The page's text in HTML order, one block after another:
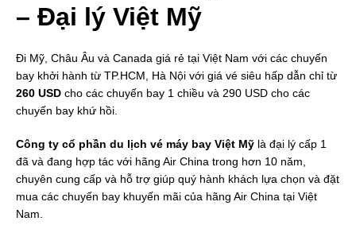
– Đại lý Việt Mỹ
Đi Mỹ, Châu Âu và Canada giá rẻ tại Việt Nam với các chuyến
bay khởi hành từ TP.HCM, Hà Nội với giá vé siêu hấp dẫn chỉ từ
260 USD cho các chuyến bay 1 chiều và 290 USD cho các
chuyến bay khứ hồi.
Công ty cổ phần du lịch vé máy bay Việt Mỹ là đại lý cấp 1
đã và đang hợp tác với hãng Air China trong hơn 10 năm,
chuyên cung cấp và hỗ trợ giúp quý hành khách lựa chọn và đặt
mua các chuyến bay khuyến mãi của hãng Air China tại Việt
Nam.